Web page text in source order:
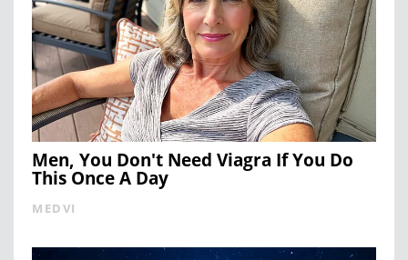
Men, You Don't Need Viagra If You Do
This Once A Day
MEDVI